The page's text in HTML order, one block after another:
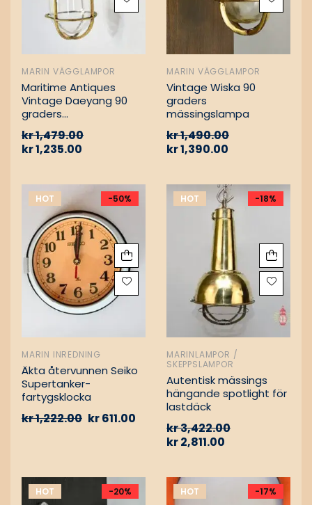
MARIN VÄGGLAMPOR
Maritime Antiques
Vintage Daeyang 90
graders
kr1,479.00
kr1,235.00
MARIN VÄGGLAMPOR
Vintage Wiska 90
graders
mässingslampa
kr1,490.00
kr1,390.00
HOT -50%
MARIN INREDNING
Äkta återvunnen Seiko
Supertanker-
fartygsklocka
kr1,222.00 kr611.00
HOT -18%
MARINLAMPOR /
SKEPPSLAMPOR
Autentisk mässings
hängande spotlight för
lastdäck
kr3,422.00
kr2,811.00
HOT -20% HOT -17%